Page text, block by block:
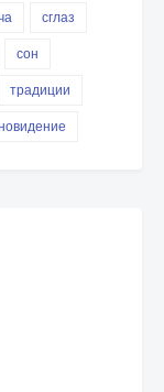
сглаз
сон
традиции